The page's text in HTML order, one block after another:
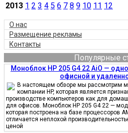
2013 1 2 3 4 5 6 7 8 9 10 11 12
О нас
Размещение рекламы
Контакты
Популярные
Моноблок HP 205 G4 22 AiO —
офисной и
В настоящем обзоре мы рассмотрим
компании HP, которая является
производстве компьютеров как для
для офисов. Моноблок HP 205 G4 22 —
которая построена на базе процессоров
отличается неплохой
ценой